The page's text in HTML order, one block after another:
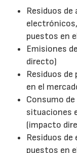
Residuos
puestos en
Emisiones
directo)
Residuos
en el
Consumo
situaciones
(impacto
Residuos
puestos en